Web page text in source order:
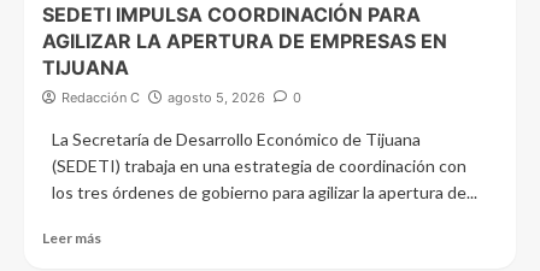
SEDETI IMPULSA COORDINACIÓN PARA
AGILIZAR LA APERTURA DE EMPRESAS EN
TIJUANA
Redacción C agosto 5, 2026 0
La Secretaría de Desarrollo Económico de Tijuana
(SEDETI) trabaja en una estrategia de coordinación con
los tres órdenes de gobierno para agilizar la apertura de...
Leer más